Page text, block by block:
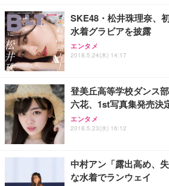
SKE48・松井珠理奈、
水着グラビアを披露
エンタメ
2018.5.24(木) 14:17
登美丘高等学校ダンス
六花、1st写真集発売決
エンタメ
2018.5.23(水) 16:12
中村アン「露出高め、
な水着でランウェイ